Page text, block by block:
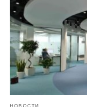
НОВОСТИ